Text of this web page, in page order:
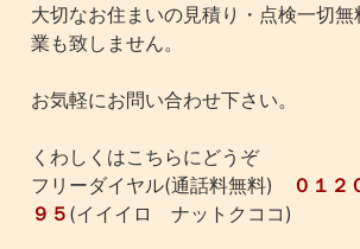
大切なお住まいの見積り・点検一切
業も致しません。
お気軽にお問い合わせ下さい。
くわしくはこちらにどうぞ
フリーダイヤル(通話料無料)
０１２
９５ (イイイロ ナットクココ)